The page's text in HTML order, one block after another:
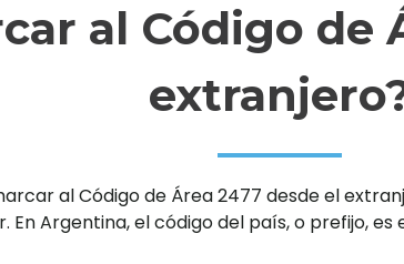
al Código de
al Código de Área 2477 desde el
En Argentina, el código del país, o prefijo,